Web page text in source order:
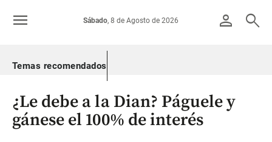
Colombia
person search
Sábado, 8 de Agosto de 2026
menu
Temas recomendados
¿Le debe a la Dian? Páguele y
gánese el 100% de interés